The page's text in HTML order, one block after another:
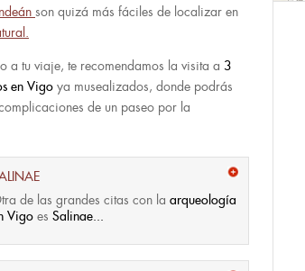
son quizá más fáciles de localizar en
a tu viaje, te recomendamos la visita a 3
en Vigo ya musealizados, donde podrás
de un paseo por la
de las grandes citas con la arqueología
Vigo es Salinae...